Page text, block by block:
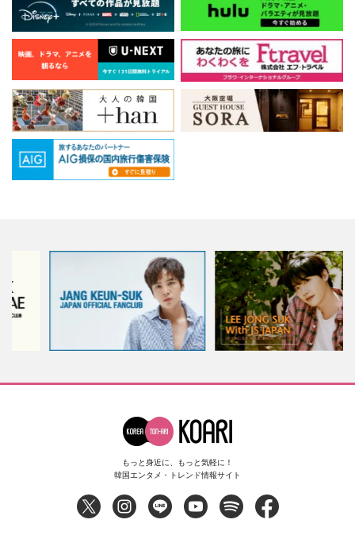
もっと身近に、もっと気軽に！
韓国エンタメ・トレンド情報サイト